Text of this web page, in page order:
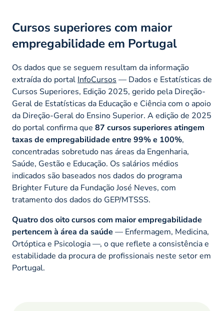
Cursos superiores com maior
empregabilidade em Portugal
Os dados que se seguem resultam da informação
extraída do portal InfoCursos — Dados e Estatísticas de
Cursos Superiores, Edição 2025, gerido pela Direção-
Geral de Estatísticas da Educação e Ciência com o apoio
da Direção-Geral do Ensino Superior. A edição de 2025
do portal confirma que 87 cursos superiores atingem
taxas de empregabilidade entre 99% e 100%,
concentradas sobretudo nas áreas da Engenharia,
Saúde, Gestão e Educação. Os salários médios
indicados são baseados nos dados do programa
Brighter Future da Fundação José Neves, com
tratamento dos dados do GEP/MTSSS.
Quatro dos oito cursos com maior empregabilidade
pertencem à área da saúde — Enfermagem, Medicina,
Ortóptica e Psicologia —, o que reflete a consistência e
estabilidade da procura de profissionais neste setor em
Portugal.